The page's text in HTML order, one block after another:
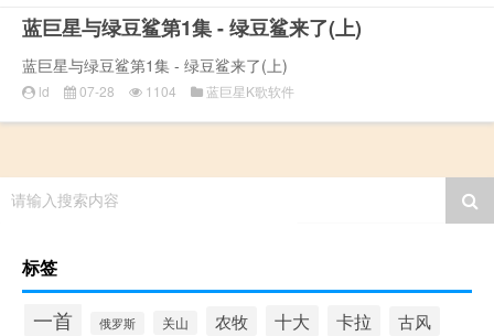
蓝巨星与绿豆鲨第1集 - 绿豆鲨来了(上)
蓝巨星与绿豆鲨第1集 - 绿豆鲨来了(上)
ld 07-28 1104 蓝巨星K歌软件
请输入搜索内容
标签
一首 俄罗斯 关山 农牧 十大 卡拉 古风